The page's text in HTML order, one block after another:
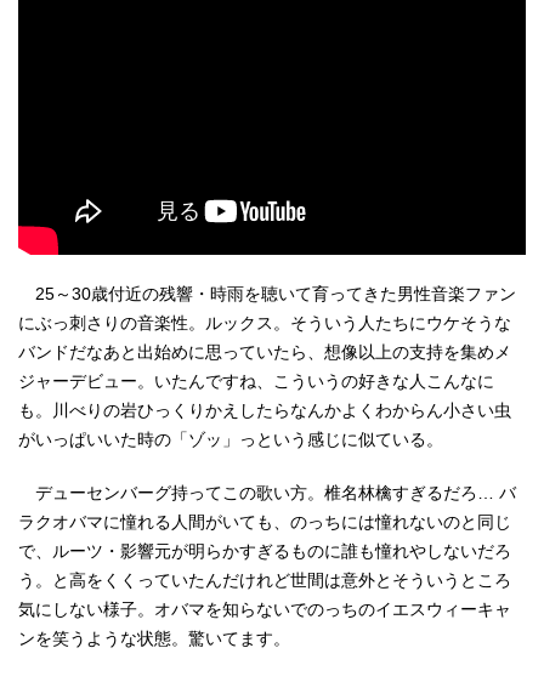
25～30歳付近の残響・時雨を聴いて育ってきた男性音楽ファン
にぶっ刺さりの音楽性。ルックス。そういう人たちにウケそうな
バンドだなあと出始めに思っていたら、想像以上の支持を集めメ
ジャーデビュー。いたんですね、こういうの好きな人こんなに
も。川べりの岩ひっくりかえしたらなんかよくわからん小さい虫
がいっぱいいた時の「ゾッ」っという感じに似ている。
デューセンバーグ持ってこの歌い方。椎名林檎すぎるだろ… バ
ラクオバマに憧れる人間がいても、のっちには憧れないのと同じ
で、ルーツ・影響元が明らかすぎるものに誰も憧れやしないだろ
う。と高をくくっていたんだけれど世間は意外とそういうところ
気にしない様子。オバマを知らないでのっちのイエスウィーキャ
ンを笑うような状態。驚いてます。